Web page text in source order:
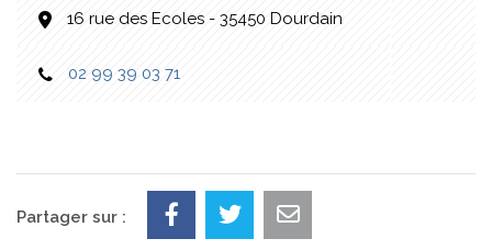
16 rue des Ecoles - 35450 Dourdain
02 99 39 03 71
Partager sur :